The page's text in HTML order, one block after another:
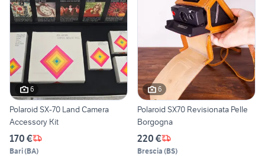
6
Polaroid SX-70 Land Camera
Accessory Kit
170 €
Bari(BA)
6
Polaroid SX70 Revisionata Pelle
Borgogna
220 €
Brescia (BS)